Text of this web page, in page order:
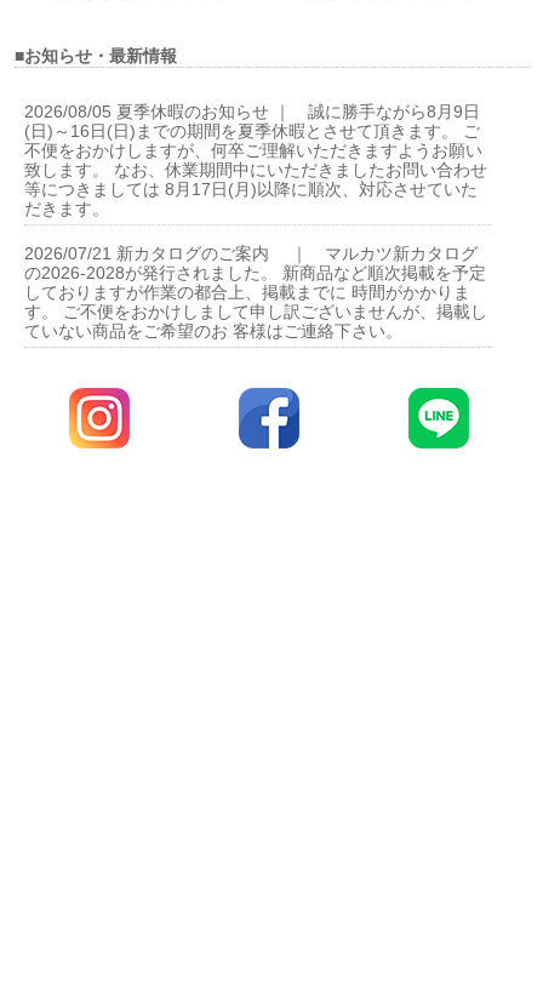
■お知らせ・最新情報